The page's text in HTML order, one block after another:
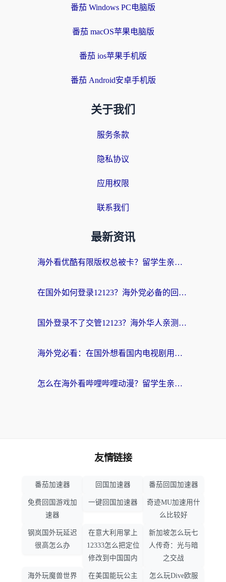
番茄 Windows PC电脑版
番茄 macOS苹果电脑版
番茄 ios苹果手机版
番茄 Android安卓手机版
关于我们
服务条款
隐私协议
应用权限
联系我们
最新资讯
海外看优酷有限版权总被卡？留学生亲测有效的回国加速器选择指南
在国外如何登录12123？海外党必备的回国加速实用指南
国外登录不了交管12123？海外华人亲测有效的回国加速器选择指南
海外党必看：在国外想看国内电视剧用什么软件？3步解决地域限制
怎么在海外看哔哩哔哩动漫？留学生亲测有效的回国加速方案
友情链接
番茄加速器 回国加速器 番茄回国加速器
免费回国游戏加
速器
一键回国加速器
奇迹MU加速用什
么比较好
钢岚国外玩延迟
很高怎么办
在意大利用掌上
12333怎么把定位
修改到中国国内
新加坡怎么玩七
人传奇：光与暗
之交战
海外玩魔兽世界 在美国能玩公主 怎么玩Dive欧服